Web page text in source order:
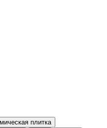
плитка